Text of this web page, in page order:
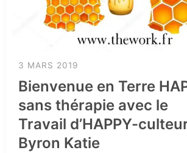
3 MARS 2019
Bienvenue en Terre
sans thérapie avec le
Travail d’HAPPY-
Byron Katie